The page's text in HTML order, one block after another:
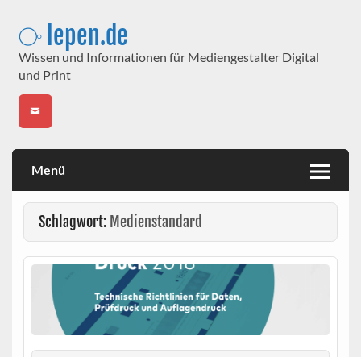
content⧂ lepen.de
Wissen und Informationen für Mediengestalter Digital
und Print
Menü
Schlagwort: Medienstandard